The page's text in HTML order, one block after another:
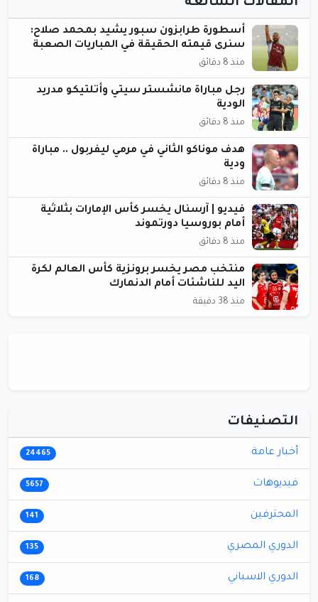
المقالات الشائعة
أسطورة طرابزون سبور يشيد بمحمد صلاح:
سنرى قيمته الحقيقة في المباريات الصعبة
منذ 8 دقائق
رجل مباراة مانشستر سيتي وأتلتيكو مدريد
الودية
منذ 8 دقائق
هدف موناكو الثاني في مرمي ليفربول .. مباراة
ودية
منذ 8 دقائق
فيديو | آرسنال يخسر كأس الإمارات بثلاثية
أمام بوروسيا دورتموند
منذ 8 دقائق
منتخب مصر يخسر برونزية كأس العالم لكرة
اليد للناشئات أمام الدنمارك
منذ 38 دقيقة
التصنيفات
أخبار عامة 24465
فيديوهات 5657
المحترفين 141
الدوري المصري 135
الدوري الاسباني 168